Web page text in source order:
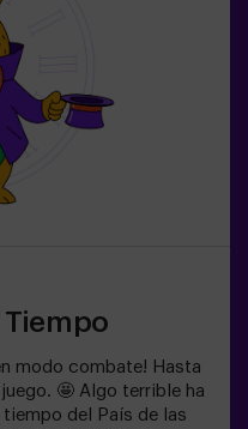
Tiempo
modo combate! Hasta
🤩 Algo terrible ha
tiempo del País de las